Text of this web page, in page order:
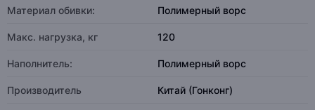
Материал обивки: Полимерный ворс
Макс. нагрузка, кг 120
Наполнитель: Полимерный ворс
Производитель Китай (Гонконг)